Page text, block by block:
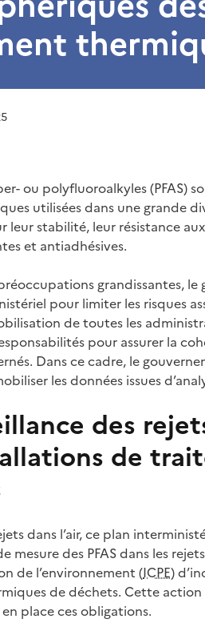
ou polyfluoroalkyles (PFAS)
utilisées dans une grande
leur stabilité, leur résistance
et antiadhésives.
grandissantes,
pour limiter les risques
de toutes les
pour assurer la
Dans ce cadre, le
les données issues
des
de
dans l’air, ce plan
mesure des PFAS dans les
de l’environnement (ICPE)
de déchets. Cette action
place ces obligations.